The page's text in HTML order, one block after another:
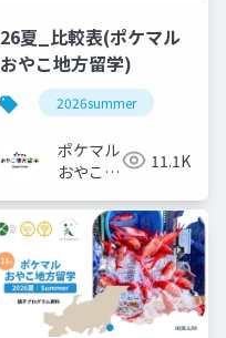
26夏_比較表(ポケマル
おやこ地方留学)
2026summer
ポケマル
おやこ地
11.1K